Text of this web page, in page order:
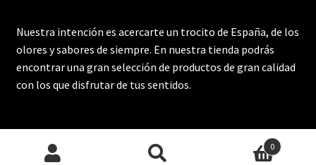
Nuestra intención es acercarte un trocito de España, de los
olores y sabores de siempre. En nuestra tienda podrás
encontrar una gran selección de productos de gran calidad
con los que disfrutar de tus sentidos.
0